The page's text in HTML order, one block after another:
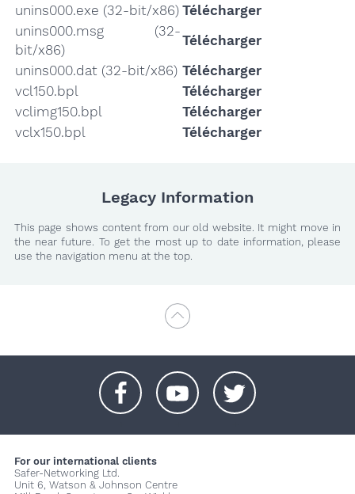
unins000.exe (32-bit/x86) Télécharger
unins000.msg (32-
bit/x86)
Télécharger
unins000.dat (32-bit/x86) Télécharger
vcl150.bpl
Télécharger
vclimg150.bpl
Télécharger
vclx150.bpl
Télécharger
Legacy Information
This page shows content from our old website. It might move in
the near future. To get the most up to date information, please
use the navigation menu at the top.
For our international clients
Safer-Networking Ltd.
Unit 6, Watson & Johnson Centre